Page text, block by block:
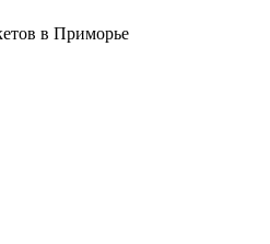
в Приморье